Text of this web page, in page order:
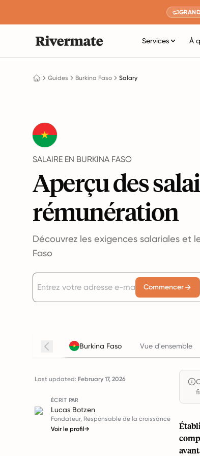
Services À
Guides Burkina Faso Salary
SALAIRE EN BURKINA FASO
Aperçu des
rémunération
Découvrez les exigences salariales et
Faso
Commencer
Burkina Faso Vue d'ensemble
Last updated: February 17, 2026
ÉCRIT PAR
Lucas Botzen
Fondateur, Responsable de la croissance
Voir le profil→